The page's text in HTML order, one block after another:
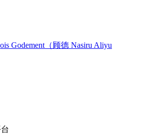
Godement（顾德 Nasiru Aliyu